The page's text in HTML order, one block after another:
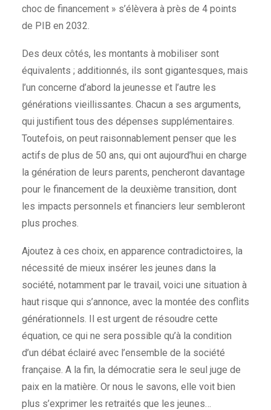
choc de financement » s’élèvera à près de 4 points
de PIB en 2032.
Des deux côtés, les montants à mobiliser sont
équivalents ; additionnés, ils sont gigantesques, mais
l’un concerne d’abord la jeunesse et l’autre les
générations vieillissantes. Chacun a ses arguments,
qui justifient tous des dépenses supplémentaires.
Toutefois, on peut raisonnablement penser que les
actifs de plus de 50 ans, qui ont aujourd’hui en charge
la génération de leurs parents, pencheront davantage
pour le financement de la deuxième transition, dont
les impacts personnels et financiers leur sembleront
plus proches.
Ajoutez à ces choix, en apparence contradictoires, la
nécessité de mieux insérer les jeunes dans la
société, notamment par le travail, voici une situation à
haut risque qui s’annonce, avec la montée des conflits
générationnels. Il est urgent de résoudre cette
équation, ce qui ne sera possible qu’à la condition
d’un débat éclairé avec l’ensemble de la société
française. A la fin, la démocratie sera le seul juge de
paix en la matière. Or nous le savons, elle voit bien
plus s’exprimer les retraités que les jeunes…